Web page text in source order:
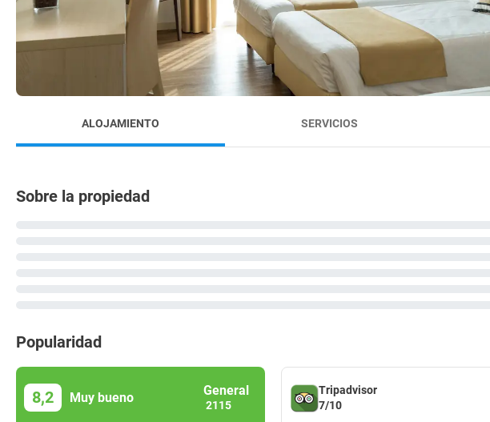
ALOJAMIENTO SERVICIOS
Sobre la propiedad
Popularidad
8,2 Muy bueno General
2115
Tripadvisor
7/10